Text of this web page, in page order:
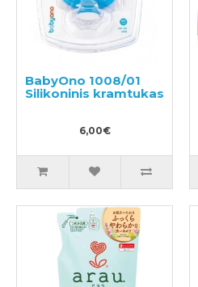
BabyOno 1008/01
Silikoninis kramtukas
6,00€